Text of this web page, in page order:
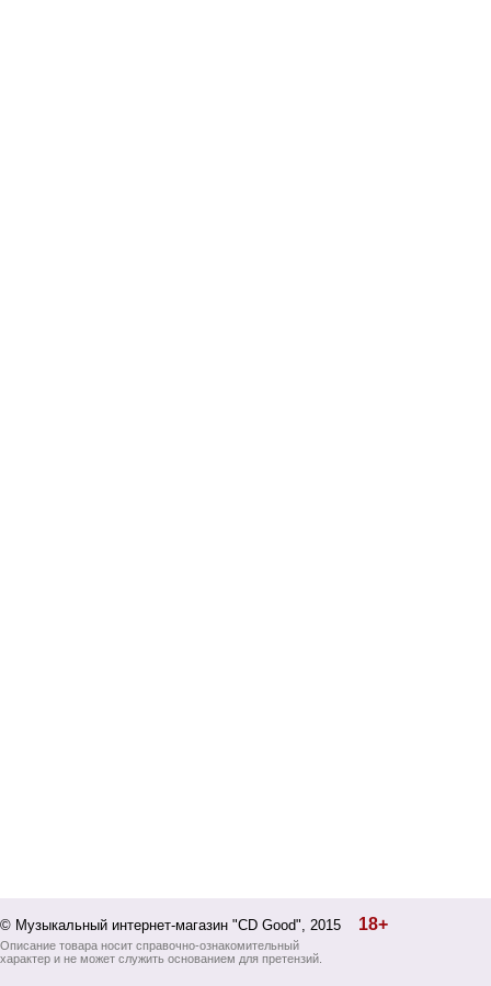
© Музыкальный интернет-магазин "CD Good", 2015 18+
Описание товара носит справочно-ознакомительный
характер и не может служить основанием для претензий.